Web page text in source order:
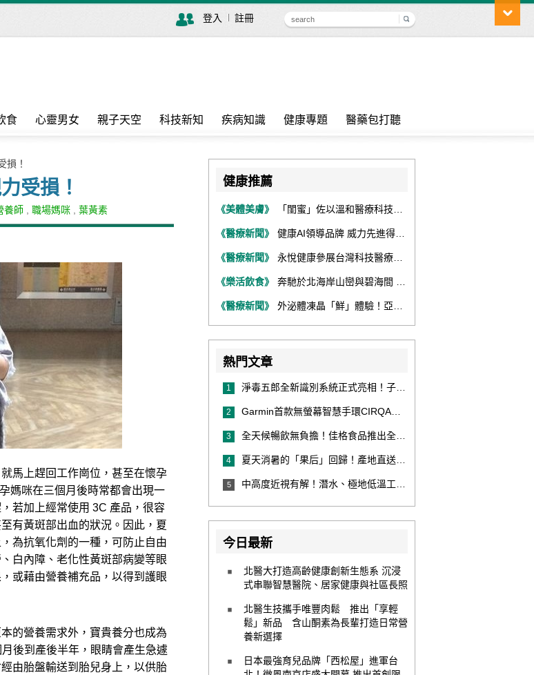
登入 註冊
食 心靈男女 親子天空 科技新知 疾病知識 健康專題 醫藥包打聽
損！
受損！
養師 職場媽咪 葉黃素
馬上趕回工作崗位，甚至在懷孕
媽咪在三個月後時常都會出現一
若加上經常使用 3C 產品，很容
有黃斑部出血的狀況。因此，夏
為抗氧化劑的一種，可防止自由
白內障、老化性黃斑部病變等眼
或藉由營養補充品，以得到護眼
的營養需求外，寶貴養分也成為
後到產後半年，眼睛會產生急遽
由胎盤輸送到胎兒身上，以供胎
健康推薦
《美體美膚》 「閨蜜」佐以溫和醫療科技，陪伴女性找回身體舒適與自信
《醫療新聞》 健康AI領導品牌 威力先進得獎不斷 同獲『玉山獎』『金炬獎』最高肯定
《醫療新聞》 永悅健康參展台灣科技醫療展 展現數位健康全場景整合能力
《樂活飲食》 奔馳於北海岸山巒與碧海間 跑出屬於你的生命之光 『2026光境半程馬拉松挑戰賽－升龍道』火熱報名中
《醫療新聞》 外泌體凍晶「鮮」體驗！亞家生技解鎖24個月高活性 專利瓶蓋「秒回溶」超驚艷！醫科展秀「睛」亮神采
熱門文章
1 淨毒五郎全新識別系統正式亮相！子品牌然本再推體香噴霧新產品！
2 Garmin首款無螢幕智慧手環CIRQA登場 專注健康無須訂閱！ 輕量舒適風格百搭 生態系無縫串接 打造全天候零干擾健康與恢復管理新體驗
3 全天候暢飲無負擔！佳格食品推出全新穀物茶品牌「穀萃」 首發「穀萃 蕎麥國寶茶」無糖、0咖啡因 24小時暖心陪伴
4 夏天消暑的「果后」回歸！產地直送泰國鮮山竹，打造夏日最頂級的天然補給
5 中高度近視有解！潛水、極地低溫工作者優選 EVO ICL 膠原蛋白眼內鏡
今日最新
北醫大打造高齡健康創新生態系 沉浸
式串聯智慧醫院、居家健康與社區長照
北醫生技攜手唯豐肉鬆 推出「享輕
鬆」新品 含山酮素為長輩打造日常營
養新選擇
日本最強育兒品牌「西松屋」進軍台